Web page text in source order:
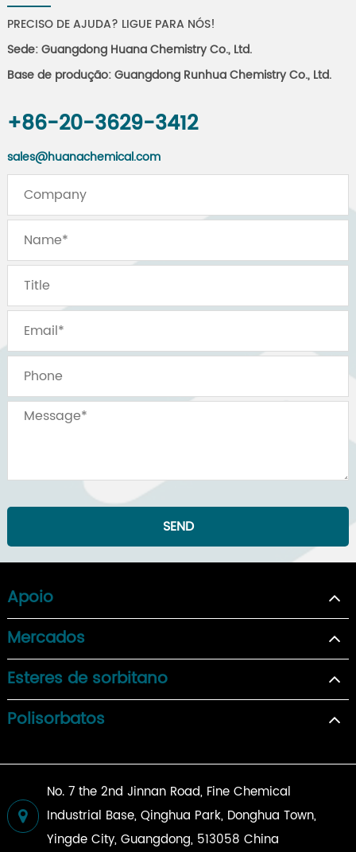
PRECISO DE AJUDA? LIGUE PARA NÓS!
Sede: Guangdong Huana Chemistry Co., Ltd.
Base de produção: Guangdong Runhua Chemistry Co., Ltd.
+86-20-3629-3412
sales@huanachemical.com
SEND
Apoio
Mercados
Esteres de sorbitano
Polisorbatos
No. 7 the 2nd Jinnan Road, Fine Chemical
Industrial Base, Qinghua Park, Donghua Town,
Yingde City, Guangdong, 513058 China